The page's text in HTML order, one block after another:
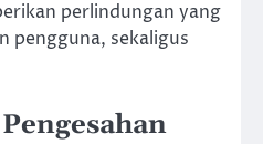
perlindungan yang
pengguna, sekaligus